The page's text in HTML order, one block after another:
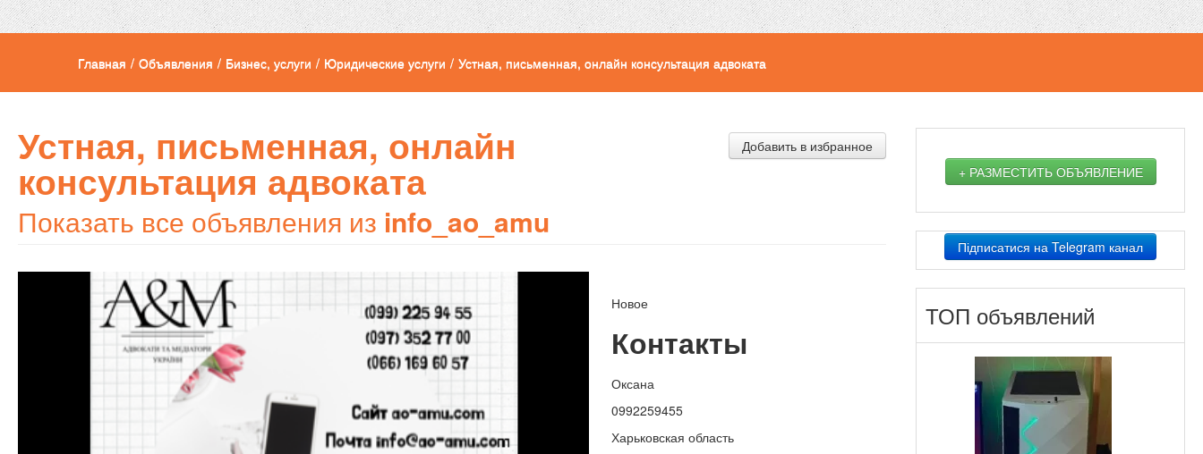
Главная / Объявления / Бизнес, услуги / Юридические услуги / Устная, письменная, онлайн консультация адвоката
Устная, письменная, онлайн
консультация адвоката
Показать все объявления из info_ao_amu
Добавить в избранное
Новое
Контакты
Оксана
0992259455
Харьковская область
+ РАЗМЕСТИТЬ ОБЪЯВЛЕНИЕ
Підписатися на Telegram канал
ТОП объявлений